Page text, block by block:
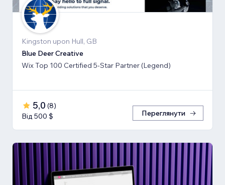
Kingston upon Hull, GB
Blue Deer Creative
Wix Top 100 Certified 5-Star Partner (Legend)
5,0 (8)
Від 500 $
Переглянути